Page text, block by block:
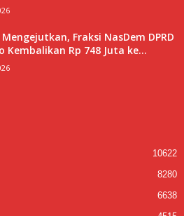
Fraksi NasDem DPRD
Kembalikan Rp 748 Juta ke...
10622
8280
6638